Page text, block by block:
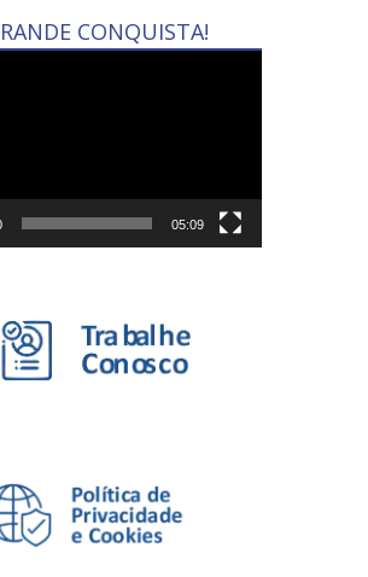
CONQUISTA!
05:09